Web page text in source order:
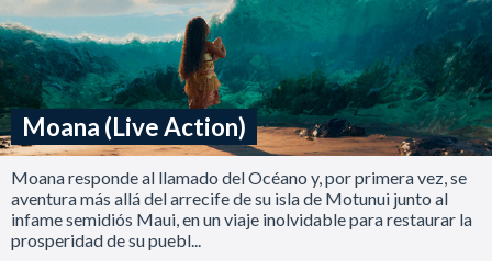
Moana (Live Action)
Moana responde al llamado del Océano y, por primera vez, se
aventura más allá del arrecife de su isla de Motunui junto al
infame semidiós Maui, en un viaje inolvidable para restaurar la
prosperidad de su puebl...